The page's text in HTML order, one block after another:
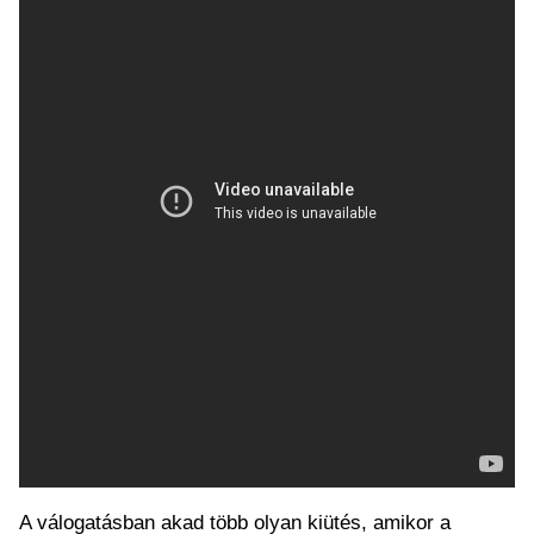
A válogatásban akad több olyan kiütés, amikor a